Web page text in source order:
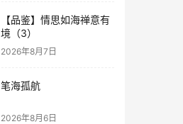
【品鉴】情思如海禅意有
境（3）
2026年8月7日
笔海孤航
2026年8月6日